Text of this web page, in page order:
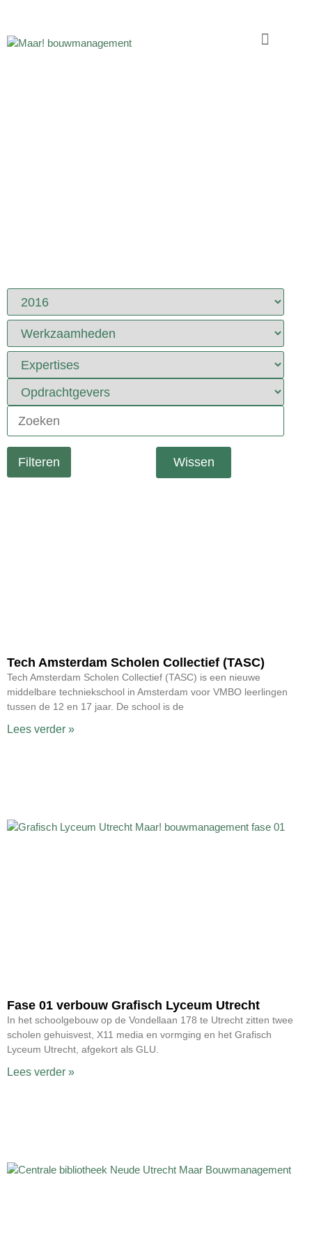
Wissen
Tech Amsterdam Scholen Collectief (TASC)
Tech Amsterdam Scholen Collectief (TASC) is een nieuwe
middelbare techniekschool in Amsterdam voor VMBO leerlingen
tussen de 12 en 17 jaar. De school is de
Lees verder »
Fase 01 verbouw Grafisch Lyceum Utrecht
In het schoolgebouw op de Vondellaan 178 te Utrecht zitten twee
scholen gehuisvest, X11 media en vormging en het Grafisch
Lyceum Utrecht, afgekort als GLU.
Lees verder »